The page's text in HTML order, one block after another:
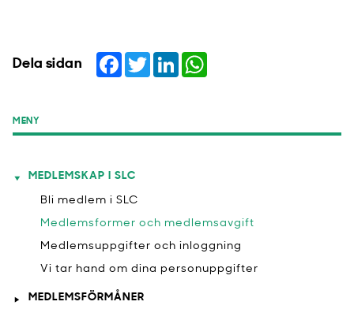
Dela sidan Facebook
TwitterLinkedIn
MENY
MEDLEMSKAP I SLC
Bli medlem i SLC
Medlemsformer och medlemsavgift
Medlemsuppgifter och inloggning
Vi tar hand om dina personuppgifter
MEDLEMSFÖRMÅNER